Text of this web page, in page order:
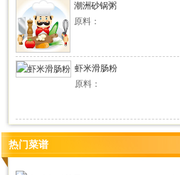
潮洲砂锅粥
原料：
虾米滑肠粉
原料：
热门菜谱